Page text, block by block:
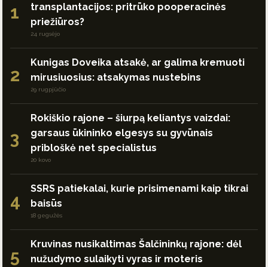
1
transplantacijos: pritrūko pooperacinės
priežiūros?
24 rugsėjo
2
Kunigas Doveika atsakė, ar galima kremuoti
mirusiuosius: atsakymas nustebins
29 rugpjūčio
3
Rokiškio rajone – šiurpą keliantys vaizdai:
garsaus ūkininko elgesys su gyvūnais
pribloškė net specialistus
20 kovo
4
SSRS patiekalai, kurie prisimenami kaip tikrai
baisūs
18 gegužės
5
Kruvinas nusikaltimas Šalčininkų rajone: dėl
nužudymo sulaikyti vyras ir moteris